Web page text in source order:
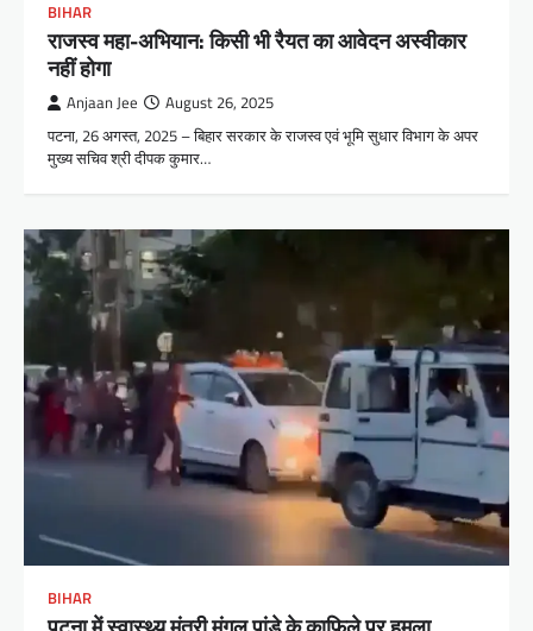
BIHAR
राजस्व महा-अभियान: किसी भी रैयत का आवेदन अस्वीकार
नहीं होगा
Anjaan Jee August 26, 2025
पटना, 26 अगस्त, 2025 – बिहार सरकार के राजस्व एवं भूमि सुधार विभाग के अपर
मुख्य सचिव श्री दीपक कुमार…
BIHAR